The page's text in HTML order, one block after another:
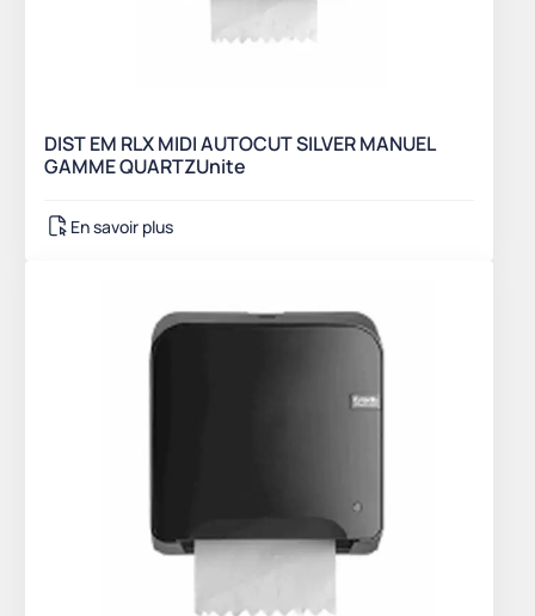
DIST EM RLX MIDI AUTOCUT SILVER MANUEL
GAMME QUARTZUnite
En savoir plus